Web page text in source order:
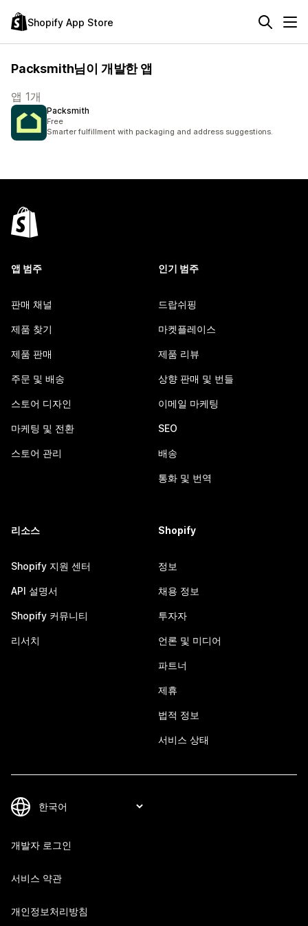
Shopify App Store
Packsmith님이 개발한 앱
앱 1개
Packsmith
Free
Smarter fulfillment with packaging and address suggestions.
앱 범주
판매 채널
제품 찾기
제품 판매
주문 및 배송
스토어 디자인
마케팅 및 전환
스토어 관리
인기 범주
드랍쉬핑
마켓플레이스
제품 리뷰
상향 판매 및 번들
이메일 마케팅
SEO
배송
통화 및 번역
리소스
Shopify 지원 센터
API 설명서
Shopify 커뮤니티
리서치
Shopify
정보
채용 정보
투자자
언론 및 미디어
파트너
제휴
법적 정보
서비스 상태
개발자 로그인
서비스 약관
개인정보처리방침